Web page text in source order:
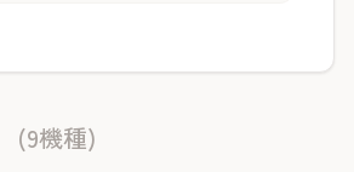
(9機種)